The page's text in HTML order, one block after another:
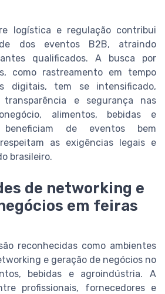
logística e regulação contribui
dos eventos B2B, atraindo
qualificados. A busca por
como rastreamento em tempo
digitais, tem se intensificado,
transparência e segurança nas
alimentos, bebidas e
de eventos bem
as exigências legais e
brasileiro.
de networking e
em feiras
reconhecidas como ambientes
e geração de negócios no
bebidas e agroindústria. A
profissionais, fornecedores e